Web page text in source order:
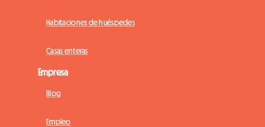
Habitaciones de huéspedes
Casas enteras
Empresa
Blog
Empleo